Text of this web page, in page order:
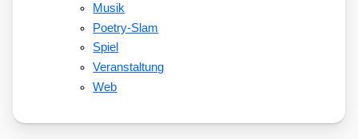
Musik
Poetry-Slam
Spiel
Veranstaltung
Web